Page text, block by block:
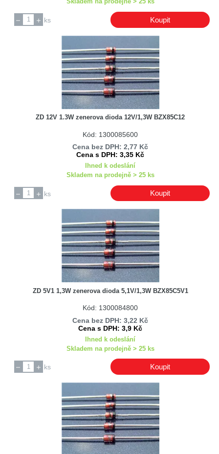
ks Koupit
ZD 12V 1.3W zenerova dioda 12V/1,3W BZX85C12
Kód: 1300085600
Cena bez DPH: 2,77 Kč
Cena s DPH: 3,35 Kč
Ihned k odeslání
Skladem na prodejně > 25 ks
ks Koupit
ZD 5V1 1,3W zenerova dioda 5,1V/1,3W BZX85C5V1
Kód: 1300084800
Cena bez DPH: 3,22 Kč
Cena s DPH: 3,9 Kč
Ihned k odeslání
Skladem na prodejně > 25 ks
ks Koupit